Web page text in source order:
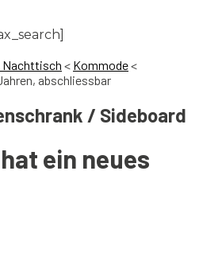
Nachttisch < Kommode<
abschliessbar
/ Sideboard
ein neues